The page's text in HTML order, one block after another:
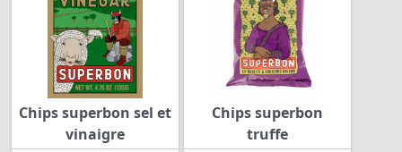
Chips superbon sel et
vinaigre
Chips superbon
truffe